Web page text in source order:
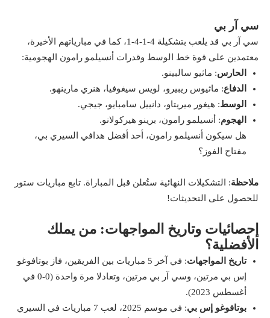
سي آر بي
سي آر بي قد يلعب بتشكيلة 4-1-4-1، كما في مبارياتهم الأخيرة،
معتمدين على قوة خط الوسط وقدرات أنسيلمو رامون الهجومية:
الحارس: ماثيو سالبينو.
الدفاع: ماثيوس ريبيرو، لويس سيغوفيا، هنري مارينهو.
الوسط: هيغور ميريتاو، دانييل سامبايو، جيجي.
الهجوم: أنسيلمو رامون، برينو هيركولانو.
هل سيكون أنسيلمو رامون، أحد أفضل هدافي السيري بي،
مفتاح الفوز؟
ملاحظة: التشكيلات النهائية ستُعلن قبل المباراة. تابع مباريات ستور
للحصول على التحديثات!
إحصائيات وتاريخ المواجهات: من يملك
الأفضلية؟
تاريخ المواجهات
: في آخر 5 مباريات بين الفريقين، فاز بوتافوغو
إس بي مرتين، وسي آر بي مرتين، وتعادلا مرة واحدة (0-0 في
أغسطس 2023).
بوتافوغو إس بي
: في موسم 2025، لعب 7 مباريات في السيري